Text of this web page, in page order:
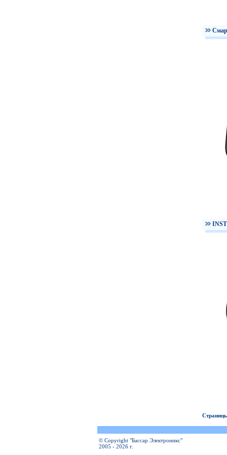
© Copyright "Бассар Электроникс"
2005 - 2026 г.